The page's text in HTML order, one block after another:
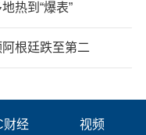
热到“爆表”
根廷跌至第二
财经 视频